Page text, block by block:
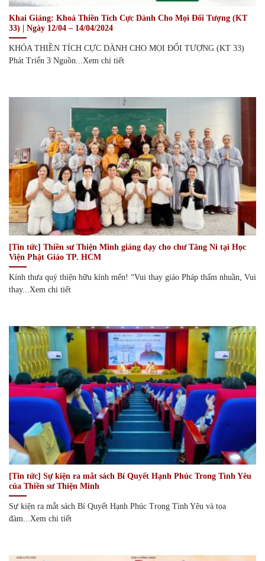
Khai Giảng: Khoá Thiền Tích Cực Dành Cho Mọi Đối Tượng (KT
33) | Ngày 12/04 – 14/04/2024
KHÓA THIỀN TÍCH CỰC DÀNH CHO MỌI ĐỐI TƯỢNG (KT 33)
Phát Triển 3 Nguồn...Xem chi tiết
[Tin tức] Thiền sư Thiện Minh giảng dạy cho chư Tăng Ni tại Học
Viện Phật Giáo TP. HCM
Kính thưa quý thiện hữu kính mến! “Vui thay giáo Pháp thấm nhuần, Vui
thay...Xem chi tiết
[Tin tức] Sự kiện ra mắt sách Bí Quyết Hạnh Phúc Trong Tình Yêu
của Thiền sư Thiện Minh
Sự kiện ra mắt sách Bí Quyết Hạnh Phúc Trong Tình Yêu và tọa
đàm...Xem chi tiết